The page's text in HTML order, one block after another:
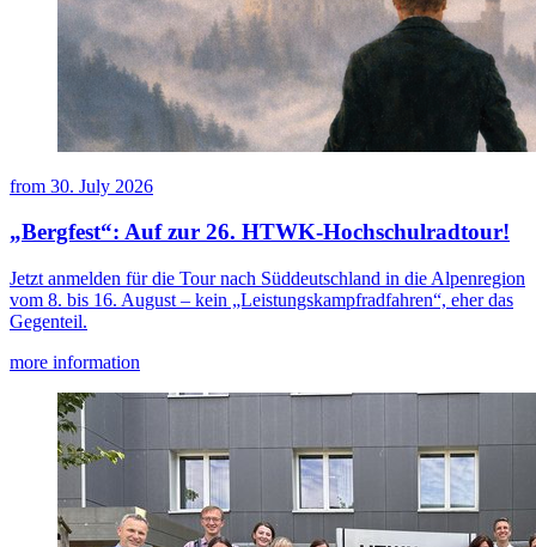
from 30. July 2026
„Bergfest“: Auf zur 26. HTWK-Hochschulradtour!
Jetzt anmelden für die Tour nach Süddeutschland in die Alpenregion
vom 8. bis 16. August – kein „Leistungskampfradfahren“, eher das
Gegenteil.
more information